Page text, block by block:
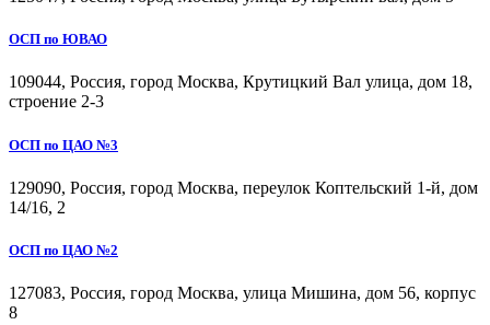
ОСП по ЮВАО
109044, Россия, город Москва, Крутицкий Вал улица, дом 18,
строение 2-3
ОСП по ЦАО №3
129090, Россия, город Москва, переулок Коптельский 1-й, дом
14/16, 2
ОСП по ЦАО №2
127083, Россия, город Москва, улица Мишина, дом 56, корпус
8